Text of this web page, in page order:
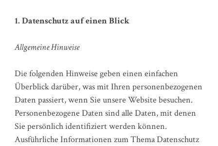
1. Datenschutz auf einen Blick
Allgemeine Hinweise
Die folgenden Hinweise geben einen einfachen
Überblick darüber, was mit Ihren personenbezogenen
Daten passiert, wenn Sie unsere Website besuchen.
Personenbezogene Daten sind alle Daten, mit denen
Sie persönlich identifiziert werden können.
Ausführliche Informationen zum Thema Datenschutz